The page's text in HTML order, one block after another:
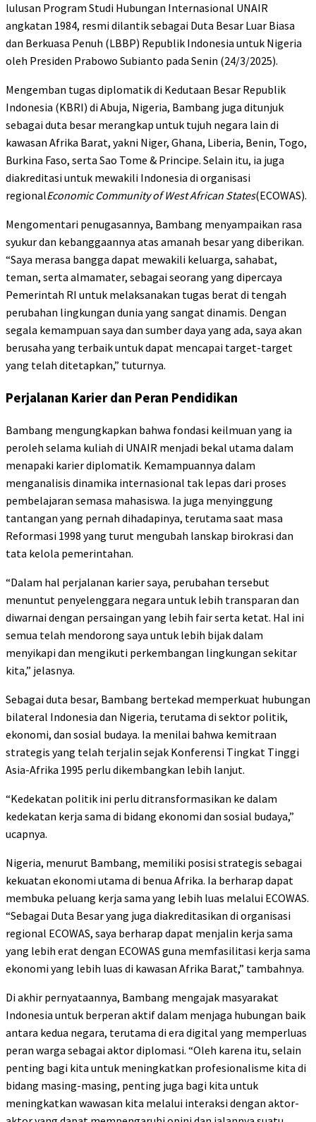
lulusan Program Studi Hubungan Internasional UNAIR
angkatan 1984, resmi dilantik sebagai Duta Besar Luar Biasa
dan Berkuasa Penuh (LBBP) Republik Indonesia untuk Nigeria
oleh Presiden Prabowo Subianto pada Senin (24/3/2025).
Mengemban tugas diplomatik di Kedutaan Besar Republik
Indonesia (KBRI) di Abuja, Nigeria, Bambang juga ditunjuk
sebagai duta besar merangkap untuk tujuh negara lain di
kawasan Afrika Barat, yakni Niger, Ghana, Liberia, Benin, Togo,
Burkina Faso, serta Sao Tome & Principe. Selain itu, ia juga
diakreditasi untuk mewakili Indonesia di organisasi
regionalEconomic Community of West African States(ECOWAS).
Mengomentari penugasannya, Bambang menyampaikan rasa
syukur dan kebanggaannya atas amanah besar yang diberikan.
“Saya merasa bangga dapat mewakili keluarga, sahabat,
teman, serta almamater, sebagai seorang yang dipercaya
Pemerintah RI untuk melaksanakan tugas berat di tengah
perubahan lingkungan dunia yang sangat dinamis. Dengan
segala kemampuan saya dan sumber daya yang ada, saya akan
berusaha yang terbaik untuk dapat mencapai target-target
yang telah ditetapkan,” tuturnya.
Perjalanan Karier dan Peran Pendidikan
Bambang mengungkapkan bahwa fondasi keilmuan yang ia
peroleh selama kuliah di UNAIR menjadi bekal utama dalam
menapaki karier diplomatik. Kemampuannya dalam
menganalisis dinamika internasional tak lepas dari proses
pembelajaran semasa mahasiswa. Ia juga menyinggung
tantangan yang pernah dihadapinya, terutama saat masa
Reformasi 1998 yang turut mengubah lanskap birokrasi dan
tata kelola pemerintahan.
“Dalam hal perjalanan karier saya, perubahan tersebut
menuntut penyelenggara negara untuk lebih transparan dan
diwarnai dengan persaingan yang lebih fair serta ketat. Hal ini
semua telah mendorong saya untuk lebih bijak dalam
menyikapi dan mengikuti perkembangan lingkungan sekitar
kita,” jelasnya.
Sebagai duta besar, Bambang bertekad memperkuat hubungan
bilateral Indonesia dan Nigeria, terutama di sektor politik,
ekonomi, dan sosial budaya. Ia menilai bahwa kemitraan
strategis yang telah terjalin sejak Konferensi Tingkat Tinggi
Asia-Afrika 1995 perlu dikembangkan lebih lanjut.
“Kedekatan politik ini perlu ditransformasikan ke dalam
kedekatan kerja sama di bidang ekonomi dan sosial budaya,”
ucapnya.
Nigeria, menurut Bambang, memiliki posisi strategis sebagai
kekuatan ekonomi utama di benua Afrika. Ia berharap dapat
membuka peluang kerja sama yang lebih luas melalui ECOWAS.
“Sebagai Duta Besar yang juga diakreditasikan di organisasi
regional ECOWAS, saya berharap dapat menjalin kerja sama
yang lebih erat dengan ECOWAS guna memfasilitasi kerja sama
ekonomi yang lebih luas di kawasan Afrika Barat,” tambahnya.
Di akhir pernyataannya, Bambang mengajak masyarakat
Indonesia untuk berperan aktif dalam menjaga hubungan baik
antara kedua negara, terutama di era digital yang memperluas
peran warga sebagai aktor diplomasi. “Oleh karena itu, selain
penting bagi kita untuk meningkatkan profesionalisme kita di
bidang masing-masing, penting juga bagi kita untuk
meningkatkan wawasan kita melalui interaksi dengan aktor-